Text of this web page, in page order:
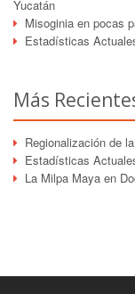
Yucatán
Misoginia en pocas
Estadísticas
Más
Regionalización de
Estadísticas
La Milpa Maya en